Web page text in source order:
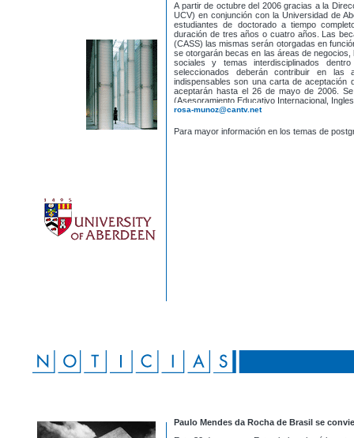
A partir de octubre del 2006 gracias a la
UCV) en conjunción con la Universidad de
estudiantes de doctorado a tiempo
duración de tres años o cuatro años. Las
(CASS) las mismas serán otorgadas en
se otorgarán becas en las áreas de
sociales y temas interdisciplinados
seleccionados deberán contribuir en las
indispensables son una carta de aceptación
aceptarán hasta el 26 de mayo de 2006.
(Asesoramiento Educativo Internacional,
rosa-munoz@cantv.net
Para mayor información en los temas de
Paulo Mendes da Rocha de Brasil se